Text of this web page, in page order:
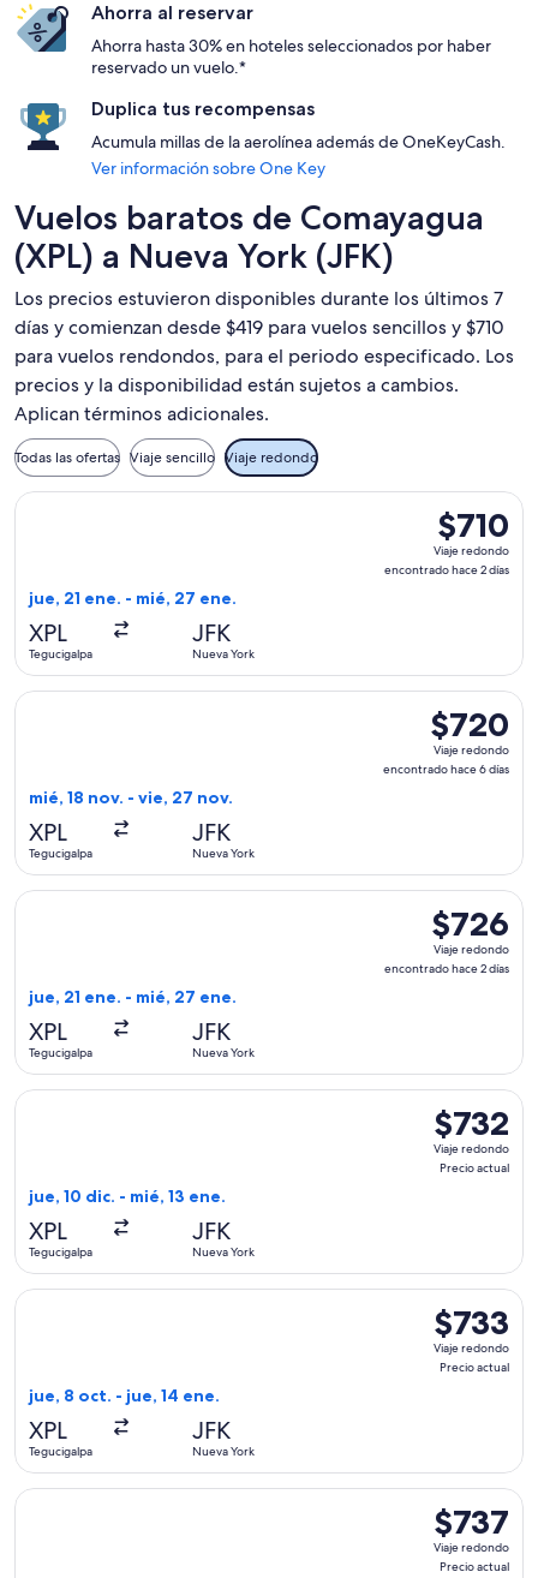
Ahorra al reservar
Ahorra hasta 30% en hoteles seleccionados por haber
reservado un vuelo.*
Duplica tus recompensas
Acumula millas de la aerolínea además de OneKeyCash.
Ver información sobre One Key
Vuelos baratos de Comayagua
(XPL) a Nueva York (JFK)
Los precios estuvieron disponibles durante los últimos 7
días y comienzan desde $419 para vuelos sencillos y $710
para vuelos rendondos, para el periodo especificado. Los
precios y la disponibilidad están sujetos a cambios.
Aplican términos adicionales.
Todas las ofertas Viaje sencillo Viaje redondo
$710
Viaje
redondo,
$710
Viaje redondo
encontrado hace 2 días
jue, 21 ene. - mié, 27 ene.
XPL
Tegucigalpa
JFK
Nueva York
Seleccionar vuelo de American Airlines, con salida el jue,
$720
Viaje
redondo,
$720
Viaje redondo
encontrado hace 6 días
mié, 18 nov. - vie, 27 nov.
XPL
Tegucigalpa
JFK
Nueva York
Seleccionar vuelo de American Airlines, con salida el mié,
$726
Viaje
redondo,
$726
Viaje redondo
encontrado hace 2 días
jue, 21 ene. - mié, 27 ene.
XPL
Tegucigalpa
JFK
Nueva York
Seleccionar vuelo de American Airlines, con salida el jue,
$732
Viaje
redondo,
$732
Viaje redondo
Precio actual
jue, 10 dic. - mié, 13 ene.
XPL
Tegucigalpa
JFK
Nueva York
Seleccionar vuelo de American Airlines, con salida el jue,
$733
Viaje
redondo,
$733
Viaje redondo
Precio actual
jue, 8 oct. - jue, 14 ene.
XPL
Tegucigalpa
JFK
Nueva York
Seleccionar vuelo de American Airlines, con salida el jue, 8
$737
Viaje
redondo,
$737
Viaje redondo
Precio actual
Seleccionar vuelo de American Airlines, con salida el jue, 8